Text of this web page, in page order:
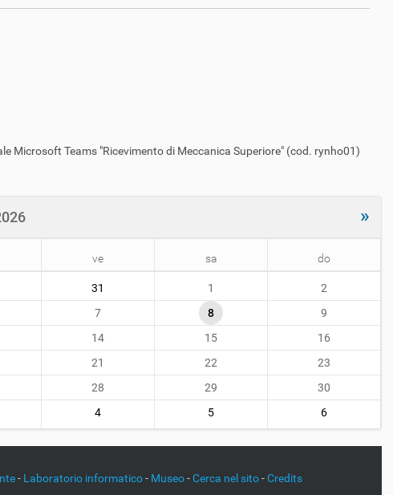
Microsoft Teams "Ricevimento di Meccanica Superiore" (cod. rynho01)
»
ve sa do
31 1
2
7 8
9
14 15
16
21 22
23
28 29
30
4 5 6
- Laboratorio informatico- Museo-Cerca nel sito-Credits